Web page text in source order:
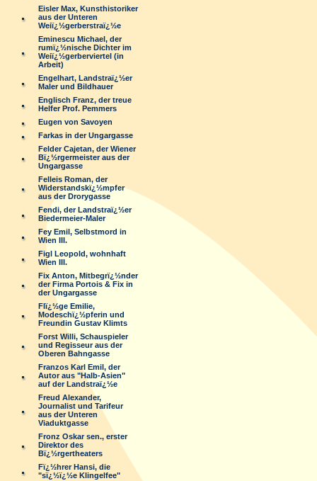
Eisler Max, Kunsthistoriker
aus der Unteren
Weiï¿½gerberstraï¿½e
Eminescu Michael, der
rumï¿½nische Dichter im
Weiï¿½gerberviertel (in
Arbeit)
Engelhart, Landstraï¿½er
Maler und Bildhauer
Englisch Franz, der treue
Helfer Prof. Pemmers
Eugen von Savoyen
Farkas in der Ungargasse
Felder Cajetan, der Wiener
Bï¿½rgermeister aus der
Ungargasse
Felleis Roman, der
Widerstandskï¿½mpfer
aus der Drorygasse
Fendi, der Landstraï¿½er
Biedermeier-Maler
Fey Emil, Selbstmord in
Wien III.
Figl Leopold, wohnhaft
Wien III.
Fix Anton, Mitbegrï¿½nder
der Firma Portois & Fix in
der Ungargasse
Flï¿½ge Emilie,
Modeschï¿½pferin und
Freundin Gustav Klimts
Forst Willi, Schauspieler
und Regisseur aus der
Oberen Bahngasse
Franzos Karl Emil, der
Autor aus "Halb-Asien"
auf der Landstraï¿½e
Freud Alexander,
Journalist und Tarifeur
aus der Unteren
Viaduktgasse
Fronz Oskar sen., erster
Direktor des
Bï¿½rgertheaters
Fï¿½hrer Hansi, die
"sï¿½ï¿½e Klingelfee"